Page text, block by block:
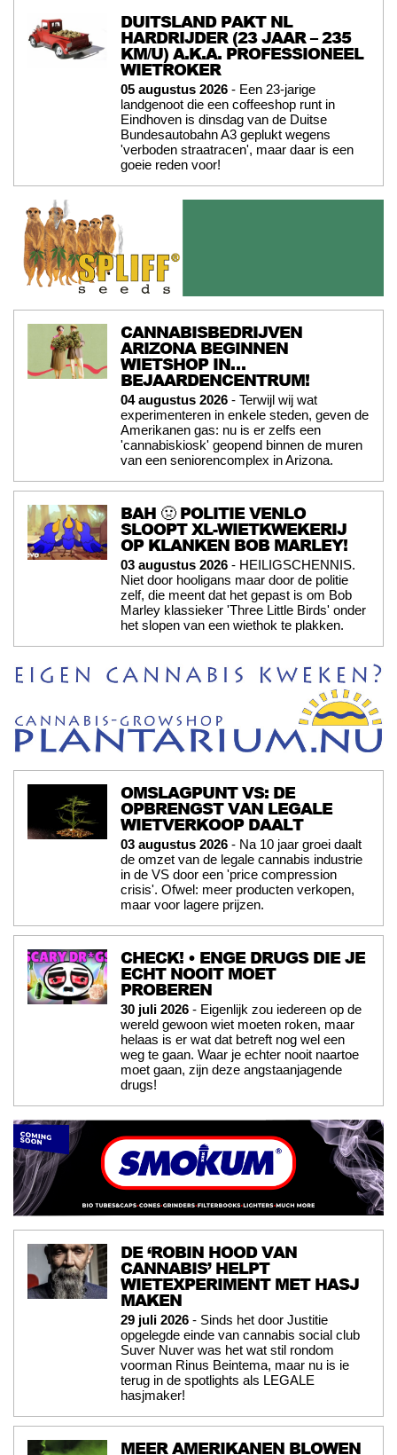
DUITSLAND PAKT NL
HARDRIJDER (23 JAAR – 235
KM/U) A.K.A. PROFESSIONEEL
WIETROKER
05 augustus 2026 - Een 23-jarige
landgenoot die een coffeeshop runt in
Eindhoven is dinsdag van de Duitse
Bundesautobahn A3 geplukt wegens
'verboden straatracen', maar daar is een
goeie reden voor!
CANNABISBEDRIJVEN
ARIZONA BEGINNEN
WIETSHOP IN…
BEJAARDENCENTRUM!
04 augustus 2026 - Terwijl wij wat
experimenteren in enkele steden, geven de
Amerikanen gas: nu is er zelfs een
'cannabiskiosk' geopend binnen de muren
van een seniorencomplex in Arizona.
BAH 🤢 POLITIE VENLO
SLOOPT XL-WIETKWEKERIJ
OP KLANKEN BOB MARLEY!
03 augustus 2026 - HEILIGSCHENNIS.
Niet door hooligans maar door de politie
zelf, die meent dat het gepast is om Bob
Marley klassieker 'Three Little Birds' onder
het slopen van een wiethok te plakken.
OMSLAGPUNT VS: DE
OPBRENGST VAN LEGALE
WIETVERKOOP DAALT
03 augustus 2026 - Na 10 jaar groei daalt
de omzet van de legale cannabis industrie
in de VS door een 'price compression
crisis'. Ofwel: meer producten verkopen,
maar voor lagere prijzen.
CHECK! • ENGE DRUGS DIE JE
ECHT NOOIT MOET
PROBEREN
30 juli 2026 - Eigenlijk zou iedereen op de
wereld gewoon wiet moeten roken, maar
helaas is er wat dat betreft nog wel een
weg te gaan. Waar je echter nooit naartoe
moet gaan, zijn deze angstaanjagende
drugs!
DE ‘ROBIN HOOD VAN
CANNABIS’ HELPT
WIETEXPERIMENT MET HASJ
MAKEN
29 juli 2026 - Sinds het door Justitie
opgelegde einde van cannabis social club
Suver Nuver was het wat stil rondom
voorman Rinus Beintema, maar nu is ie
terug in de spotlights als LEGALE
hasjmaker!
MEER AMERIKANEN BLOWEN